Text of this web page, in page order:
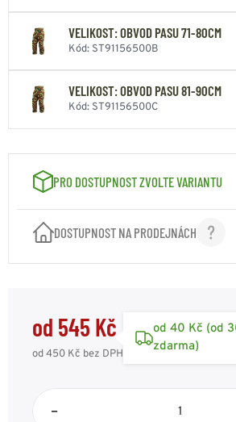
VELIKOST: OBVOD PASU 71-80CM
Kód: ST91156500B
VELIKOST: OBVOD PASU 81-90CM
Kód: ST91156500C
PRO DOSTUPNOST ZVOLTE VARIANTU
DOSTUPNOST NA PRODEJNÁCH
od 545 Kč
od 450 Kč bez DPH
od 40 Kč (od
zdarma)
–